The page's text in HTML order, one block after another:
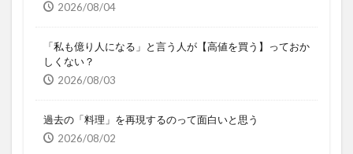
2026/08/04
「私も億り人になる」と言う人が【高値を買う】っておか
しくない？
2026/08/03
過去の「料理」を再現するのって面白いと思う
2026/08/02